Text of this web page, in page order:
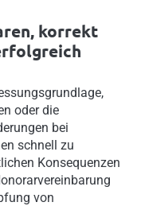
korrekt
oder die
bei
schnell zu
Konsequenzen
von